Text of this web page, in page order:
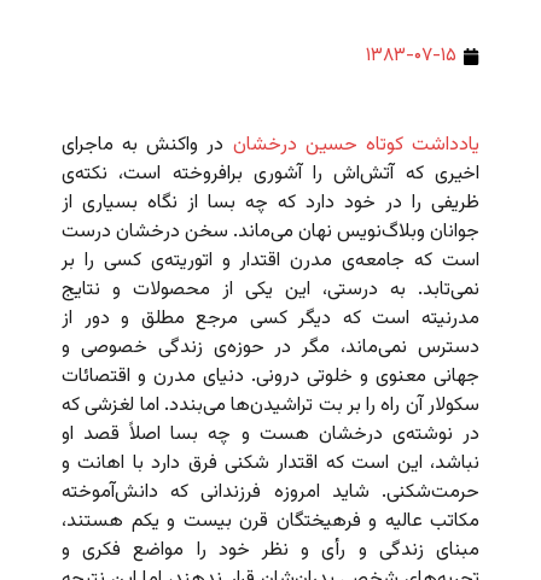
۱۳۸۳-۰۷-۱۵
یادداشت کوتاه حسین درخشان در واکنش به ماجرای
اخیری که آتش‌اش را آشوری برافروخته است، نکته‌ی
ظریفی را در خود دارد که چه بسا از نگاه بسیاری از
جوانان وبلاگ‌نویس نهان می‌ماند. سخن درخشان درست
است که جامعه‌ی مدرن اقتدار و اتوریته‌ی کسی را بر
نمی‌تابد. به درستی، این یکی از محصولات و نتایج
مدرنیته است که دیگر کسی مرجع مطلق و دور از
دسترس نمی‌ماند،‌ مگر در حوزه‌ی زندگی خصوصی و
جهانی معنوی و خلوتی درونی. دنیای مدرن و اقتصائات
سکولار آن راه را بر بت‌ تراشیدن‌ها می‌بندد. اما لغزشی که
در نوشته‌ی درخشان هست و چه بسا اصلاً قصد او
نباشد، این است که اقتدار شکنی فرق دارد با اهانت و
حرمت‌شکنی. شاید امروزه فرزندانی که دانش‌آموخته
مکاتب عالیه و فرهیختگان قرن بیست و یکم هستند،
مبنای زندگی و رأی و نظر خود را مواضع فکری و